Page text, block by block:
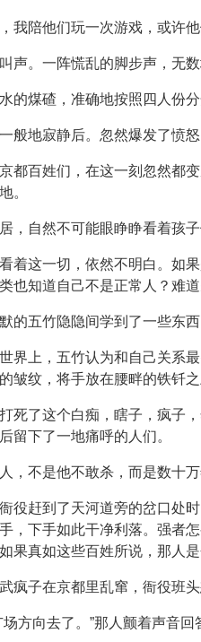
我陪他们玩一次游戏，或许
声。一阵慌乱的脚步声，无
的煤碴，准确地按照四人份
般地寂静后。忽然爆发了愤
都百姓们，在这一刻忽然都
。
，自然不可能眼睁睁看着孩
着这一切，依然不明白。如
也知道自己不是正常人？难
的五竹隐隐间学到了一些东
界上，五竹认为和自己关系
皱纹，将手放在腰畔的铁钎
死了这个白痴，瞎子，疯子
留下了一地痛呼的人们。
，不是他不敢杀，而是数十
役赶到了天河道旁的岔口处
，下手如此干净利落。强者
果真如这些百姓所说，那人
疯子在京都里乱窜，衙役班
场方向去了。”那人颤着声音